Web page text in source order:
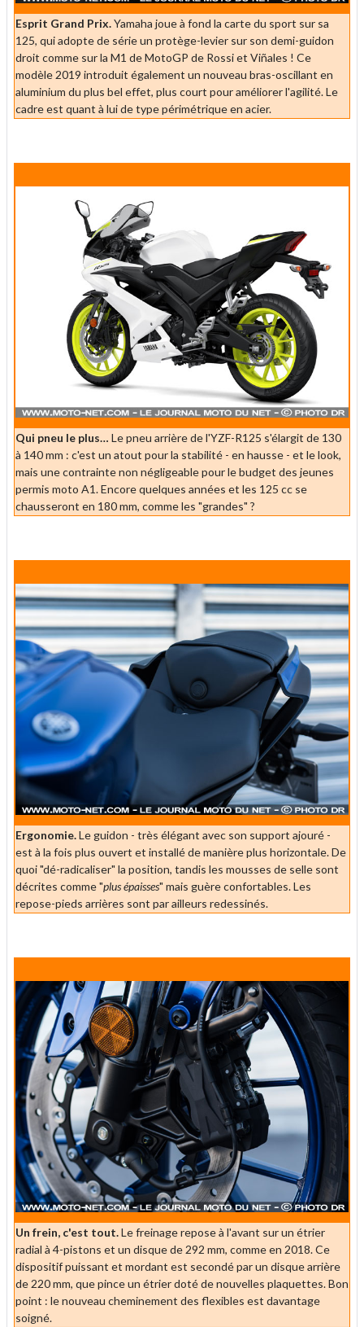
Esprit Grand Prix.Yamaha joue à fond la carte du sport sur sa
125, qui adopte de série un protège-levier sur son demi-guidon
droit comme sur la M1 de MotoGP de Rossi et Viñales ! Ce
modèle 2019 introduit également un nouveau bras-oscillant en
aluminium du plus bel effet, plus court pour améliorer l'agilité. Le
cadre est quant à lui de type périmétrique en acier.
Qui pneu le plus… Le pneu arrière de l'YZF-R125 s'élargit de 130
à 140 mm : c'est un atout pour la stabilité - en hausse - et le look,
mais une contrainte non négligeable pour le budget des jeunes
permis moto A1. Encore quelques années et les 125 cc se
chausseront en 180 mm, comme les "grandes" ?
Ergonomie.Le guidon - très élégant avec son support ajouré -
est à la fois plus ouvert et installé de manière plus horizontale. De
quoi "dé-radicaliser" la position, tandis les mousses de selle sont
décrites comme "plus épaisses" mais guère confortables. Les
repose-pieds arrières sont par ailleurs redessinés.
Un frein, c'est tout.Le freinage repose à l'avant sur un étrier
radial à 4-pistons et un disque de 292 mm, comme en 2018. Ce
dispositif puissant et mordant est secondé par un disque arrière
de 220 mm, que pince un étrier doté de nouvelles plaquettes. Bon
point : le nouveau cheminement des flexibles est davantage
soigné.